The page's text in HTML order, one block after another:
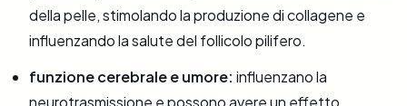
della pelle, stimolando la produzione di collagene e
influenzando la salute del follicolo pilifero.
funzione cerebrale e umore: influenzano la
neurotrasmissione e possono avere un effetto